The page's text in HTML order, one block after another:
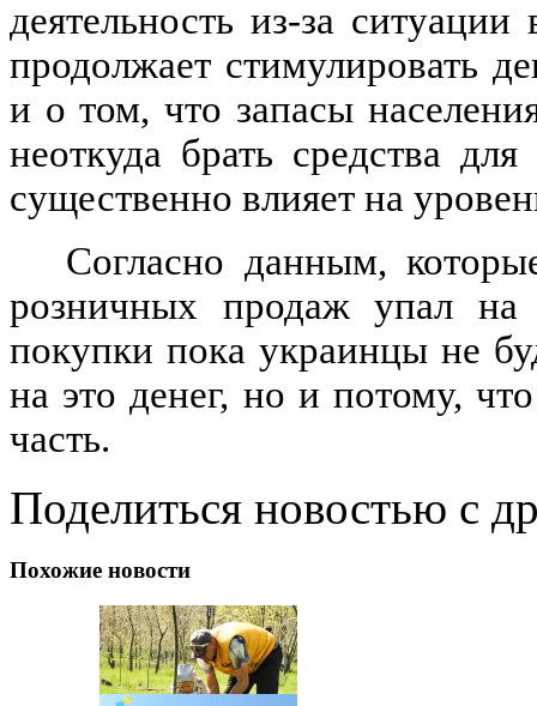
деятельность из-за
продолжает стимулировать
и о том, что запасы
неоткуда брать средства
существенно влияет на
Согласно данным,
розничных продаж упал
покупки пока украинцы не
на это денег, но и потому,
часть.
Поделиться новостью с
Похожие новости